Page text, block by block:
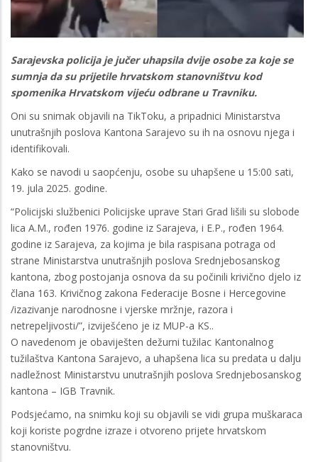
Sarajevska policija je jučer uhapsila dvije osobe za koje se
sumnja da su prijetile hrvatskom stanovništvu kod
spomenika Hrvatskom vijeću odbrane u Travniku.
Oni su snimak objavili na TikToku, a pripadnici Ministarstva
unutrašnjih poslova Kantona Sarajevo su ih na osnovu njega i
identifikovali.
Kako se navodi u saopćenju, osobe su uhapšene u 15:00 sati,
19. jula 2025. godine.
“Policijski službenici Policijske uprave Stari Grad lišili su slobode
lica A.M., rođen 1976. godine iz Sarajeva, i E.P., rođen 1964.
godine iz Sarajeva, za kojima je bila raspisana potraga od
strane Ministarstva unutrašnjih poslova Srednjebosanskog
kantona, zbog postojanja osnova da su počinili krivično djelo iz
člana 163. Krivičnog zakona Federacije Bosne i Hercegovine
/izazivanje narodnosne i vjerske mržnje, razora i
netrepeljivosti/”, izviješćeno je iz MUP-a KS..
O navedenom je obaviješten dežurni tužilac Kantonalnog
tužilaštva Kantona Sarajevo, a uhapšena lica su predata u dalju
nadležnost Ministarstvu unutrašnjih poslova Srednjebosanskog
kantona – IGB Travnik.
Podsjećamo, na snimku koji su objavili se vidi grupa muškaraca
koji koriste pogrdne izraze i otvoreno prijete hrvatskom
stanovništvu.